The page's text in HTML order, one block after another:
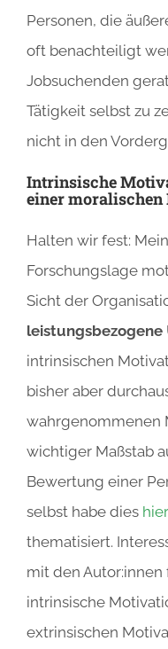
Personen, die
oft benachteiligt
Jobsuchenden
Tätigkeit selbst zu
nicht in den
Intrinsische
einer moralischen
Halten wir fest:
Forschungslage
Sicht der
leistungsbezogene
intrinsischen
bisher aber
wahrgenommenen
wichtiger Maßstab
Bewertung einer
selbst habe dies hier
thematisiert.
mit den
intrinsische
extrinsischen